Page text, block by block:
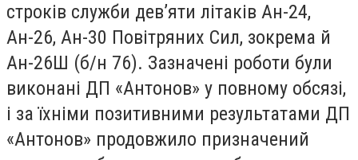
строків служби дев’яти літаків Ан-24,
Ан-26, Ан-30 Повітряних Сил, зокрема й
Ан-26Ш (б/н 76). Зазначені роботи були
виконані ДП «Антонов» у повному обсязі,
і за їхніми позитивними результатами ДП
«Антонов» продовжило призначений